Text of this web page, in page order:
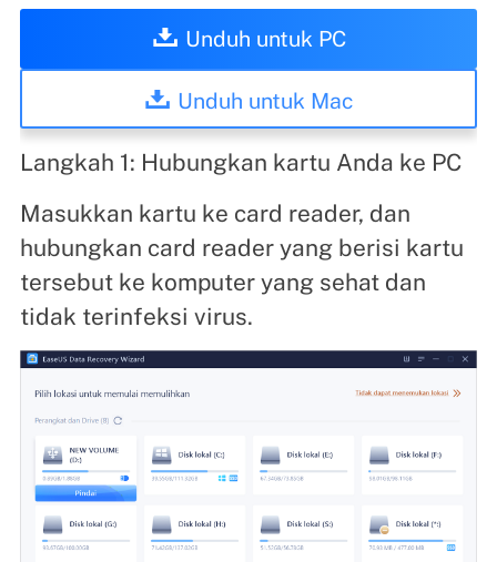
Unduh untuk PC
Unduh untuk Mac
Langkah 1: Hubungkan kartu Anda ke PC
Masukkan kartu ke card reader, dan
hubungkan card reader yang berisi kartu
tersebut ke komputer yang sehat dan
tidak terinfeksi virus.